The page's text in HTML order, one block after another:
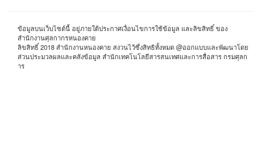
ข้อมูลบนเว็บไซต์นี้ อยู่ภายใต้ประกาศเงื่อนไขการใช้ข้อมูล และลิขสิทธิ์ ของ
สำนักงานศุลกากรหนองคาย
ลิขสิทธิ์ 2018 สำนักงานหนองคาย สงวนไว้ซึ่งสิทธิทั้งหมด @ออกแบบและพัฒนาโดย
ส่วนประมวลผลและคลังข้อมูล สำนักเทคโนโลยีสารสนเทศและการสื่อสาร กรมศุลก
าร